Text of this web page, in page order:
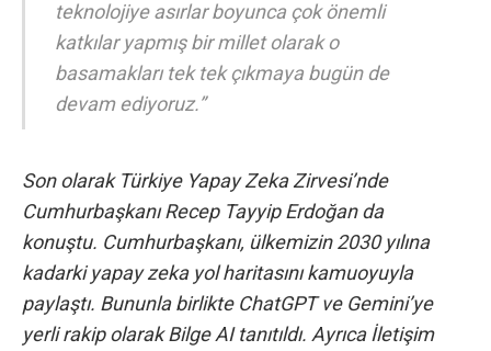
teknolojiye asırlar boyunca çok önemli
katkılar yapmış bir millet olarak o
basamakları tek tek çıkmaya bugün de
devam ediyoruz.”
Son olarak Türkiye Yapay Zeka Zirvesi’nde
Cumhurbaşkanı Recep Tayyip Erdoğan da
konuştu. Cumhurbaşkanı, ülkemizin 2030 yılına
kadarki yapay zeka yol haritasınıkamuoyuyla
paylaştı. Bununla birlikte ChatGPT ve Gemini’ye
yerli rakip olarak Bilge AI tanıtıldı. Ayrıca İletişim